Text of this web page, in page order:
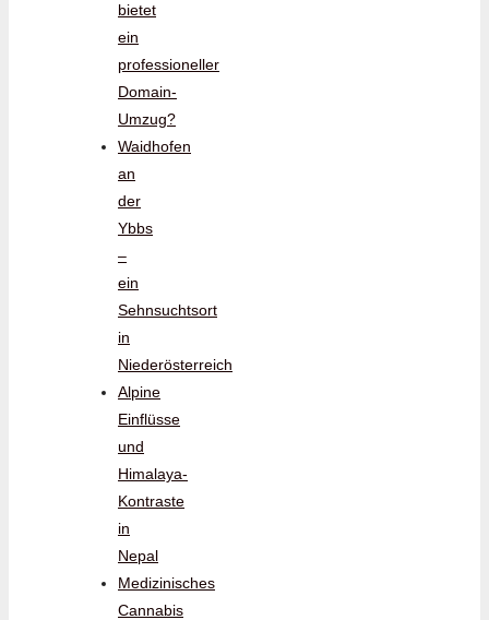
bietet
ein
professioneller
Domain-
Umzug?
Waidhofen
an
der
Ybbs
–
ein
Sehnsuchtsort
in
Niederösterreich
Alpine
Einflüsse
und
Himalaya-
Kontraste
in
Nepal
Medizinisches
Cannabis